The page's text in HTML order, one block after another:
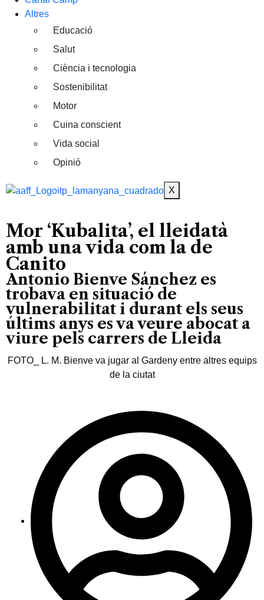
Altres
Educació
Salut
Ciència i tecnologia
Sostenibilitat
Motor
Cuina conscient
Vida social
Opinió
X
Mor ‘Kubalita’, el lleidatà
amb una vida com la de
Canito
Antonio Bienve Sánchez es
trobava en situació de
vulnerabilitat i durant els seus
últims anys es va veure abocat a
viure pels carrers de Lleida
FOTO_ L. M. Bienve va jugar al Gardeny entre altres equips
de la ciutat